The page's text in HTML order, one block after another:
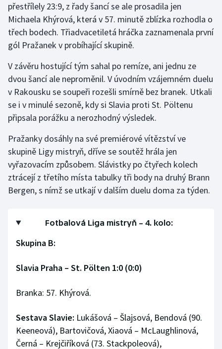
Lezení
Lyže a snowboard
Moderní pětiboj
Motorsport
Olympijské hry
Parasport
Plavání
Plážový volejbal
Stolní tenis
přestřílely 23:9, z řady šancí se ale prosadila jen
Michaela Khýrová, která v 57. minutě zblízka rozhodla o
třech bodech. Třiadvacetiletá hráčka zaznamenala první
gól Pražanek v probíhající skupině.
V závěru hostující tým sahal po remíze, ani jednu ze
dvou šancí ale neproměnil. V úvodním vzájemném duelu
v Rakousku se soupeři rozešli smírně bez branek. Utkali
se i v minulé sezoně, kdy si Slavia proti St. Pöltenu
připsala porážku a nerozhodný výsledek.
Pražanky dosáhly na své premiérové vítězství ve
skupině Ligy mistryň, dříve se soutěž hrála jen
vyřazovacím způsobem. Slávistky po čtyřech kolech
ztrácejí z třetího místa tabulky tři body na druhý Brann
Bergen, s nímž se utkají v dalším duelu doma za týden.
Fotbalová Liga mistryň – 4. kolo:
Skupina B:
Slavia Praha – St. Pölten 1:0 (0:0)
Branka: 57. Khýrová.
Sestava Slavie: Lukášová – Šlajsová, Bendová (90.
Keeneová), Bartovičová, Xiaová – McLaughlinová,
Černá – Krejčiříková (73. Stackpoleová),